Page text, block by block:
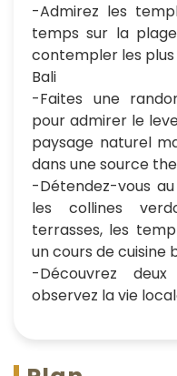
-Admirez les
temps sur la
contempler les
Bali
-Faites une
pour admirer le
paysage naturel
dans une source
-Détendez-vous
les collines
terrasses, les
un cours de cuisine
-Découvrez
observez la vie